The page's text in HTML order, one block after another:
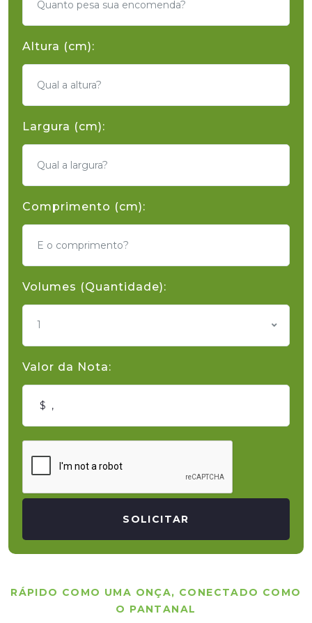
Altura (cm):
Largura (cm):
Comprimento (cm):
Volumes (Quantidade):
1
Valor da Nota:
SOLICITAR
RÁPIDO COMO UMA ONÇA, CONECTADO COMO
O PANTANAL